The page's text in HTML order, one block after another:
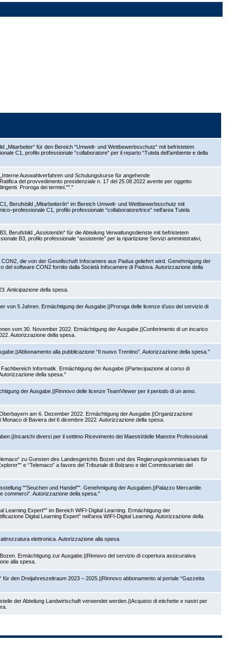
für den Bereich “Umwelt- und Wettbewerbsschutz“ mit befristetem
C1, profilo professionale “collaboratore” per il reparto “Tutela dell’ambiente e della
Auswahlverfahren und Schulungskurse für angehende
del provvedimento presidenziale n. 17 del 25.08.2022 avente per oggetto
Proroga dei termini.""."
Berufsbild „Mitarbeiter/in“ im Bereich Umwelt- und Wettbewerbsschutz mit
C1, profilo professionale “collaboratore/trice” nell’area Tutela
Berufsbild „Assistent/in“ für die Abteilung Verwaltungsdienste mit befristetem
B3, profilo professionale “assistente” per la ripartizione Servizi amministrativi,
die von der Gesellschaft Infocamere aus Padua geliefert wird. Genehmigung der
del software CON2 fornito dalla Società Infocamere di Padova. Autorizzazione della
Anticipazione della spesa.
von 5 Jahren. Ermächtigung der Ausgabe.||Proroga delle licenze d’uso del servizio di
vom 30. November 2022. Ermächtigung der Ausgabe.||Conferimento di un incarico
Autorizzazione della spesa.
alla pubblicazione “Il nuovo Trentino”. Autorizzazione della spesa."
Informatik. Ermächtigung der Ausgabe.||Partecipazione al corso di
della spesa."
der Ausgabe.||Rinnovo delle licenze TeamViewer per il periodo di un anno.
am 6. Dezember 2022. Ermächtigung der Ausgabe.||Organizzazione
di Baviera del 6 dicembre 2022. Autorizzazione della spesa.
diversi per il settimo Ricevimento dei Maestri/delle Maestre Professionali.
zu Gunsten des Landesgerichts Bozen und des Regierungskommissariats für
e “Telemaco” a favore del Tribunale di Bolzano e del Commissariato del
""Seuchen und Handel"". Genehmigung der Ausgaben.||Palazzo Mercantile.
commerci”. Autorizzazione della spesa."
Learning Expert"" im Bereich WIFI-Digital Learning. Ermächtigung der
Digital Learning Expert” nell’area WIFI-Digital Learning. Autorizzazione della
elettronica. Autorizzazione alla spesa.
Ermächtigung zur Ausgabe.||Rinnovo del servizio di copertura assicurativa
alla spesa.
den Dreijahreszeitraum 2023 – 2025.||Rinnovo abbonamento al portale “Gazzetta
der Abteilung Landwirtschaft verwendet werden.||Acquisto di etichette e nastri per